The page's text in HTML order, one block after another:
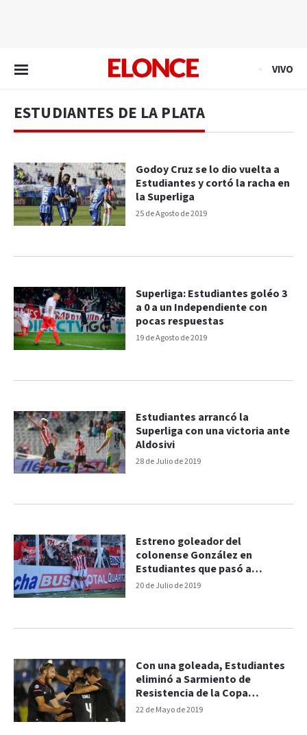
VIVO
ESTUDIANTES DE LA PLATA
25 de Agosto de 2019
Godoy Cruz se lo dio vuelta a
Estudiantes y cortó la racha en
la Superliga
19 de Agosto de 2019
Superliga: Estudiantes goléo 3
a 0 a un Independiente con
pocas respuestas
28 de Julio de 2019
Estudiantes arrancó la
Superliga con una victoria ante
Aldosivi
20 de Julio de 2019
Estreno goleador del
colonense González en
Estudiantes que pasó a
octavos de la Copa Argentina
22 de Mayo de 2019
Con una goleada, Estudiantes
eliminó a Sarmiento de
Resistencia de la Copa
Argentina